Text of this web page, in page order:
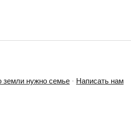
земли нужно семье · Написать нам